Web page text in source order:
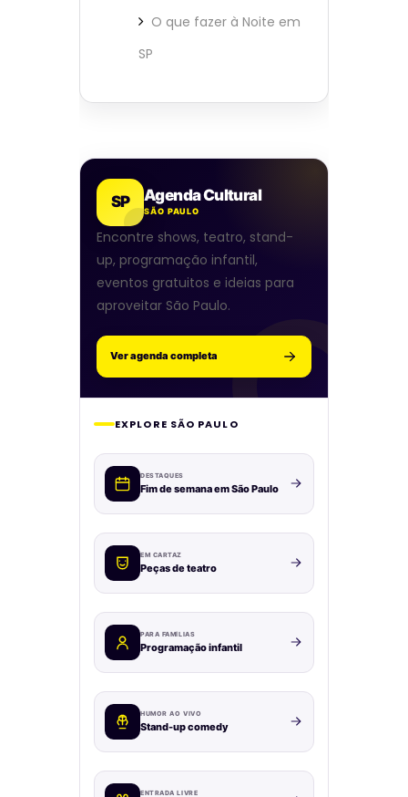
O que fazer à Noite em
SP
SP Agenda Cultural
SÃO PAULO
Encontre shows, teatro, stand-
up, programação infantil,
eventos gratuitos e ideias para
aproveitar São Paulo.
Ver agenda completa
EXPLORE SÃO PAULO
DESTAQUES
Fim de semana em São Paulo
EM CARTAZ
Peças de teatro
PARA FAMÍLIAS
Programação infantil
HUMOR AO VIVO
Stand-up comedy
ENTRADA LIVRE